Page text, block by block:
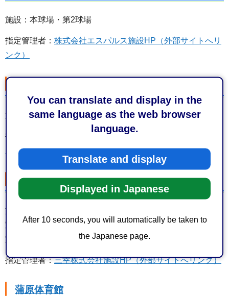
You can translate and display in the
same language as the web browser
language.
Translate and display
Displayed in Japanese
After 10 seconds, you will automatically be taken to
the Japanese page.
施設：本球場・第2球場
指定管理者： 株式会社エスパルス施設HP（外部サイトへリ
ンク）
施設：本球場・第2球場
指定管理者：
まちづくり公社・ハヤテ223共同事業体施設
HP（外部サイトへリンク）
清水長崎新田スポーツ広場
施設：多目的グラウンド・テニスコート3面・2階多目的
室・2階軽運動室・3階体育室・3階多目的室・3階軽運動
室・和室1・和室2
指定管理者：三幸株式会社施設HP（外部サイトへリンク）
蒲原体育館